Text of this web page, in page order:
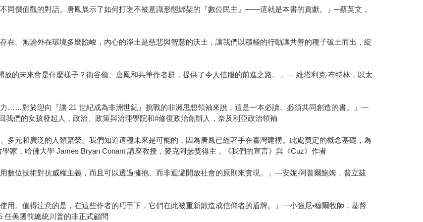
同價值觀的對話。唐鳳展示了如何打造不被意識形態綁架的『數位民主』——這就是本書的貢獻。」─蔡英文，
在。無論外在環境多麼險峻，內心的淨土是慈悲與智慧的沃土，讓我們以積極的行動讓共善的種子破土而出，綻
放的未來會是什麼樣子？衛谷倫、唐鳳和共筆作者群，提供了令人信服的前進之路。」— 維塔利克‧布特林，以太
對於迎向『讓 21 世紀成為非洲世紀』挑戰的非洲思想領袖來說，這是一本必讀、必須共同創造的書。」—
我們的女孩發起人，政治、政策與治理學院和#修復政治創辦人，奈及利亞政治領袖
多元和廣泛的人類繁榮。我們知道這種未來是可能的，因為唐鳳已經著手在臺灣建構。此處奠定的概念基礎，為
家，哈佛大學 James Bryan Conant 講座教授，麥克阿瑟獎得主，《我們的宣言》與《Cuz》作者
數位技術對抗威權主義，而且可以透過擁抱、而非迴避開放社會的原則來實現。」—安妮‧阿普爾鮑姆，普立茲
用。值得注意的是，在這些作者的巧手下，它們在此被重新鍛造成信仰者的盾牌。」—小強尼•穆爾牧師，基督
任美國前總統川普的非正式顧問